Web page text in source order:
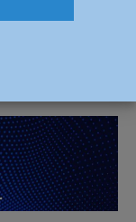
progetta il